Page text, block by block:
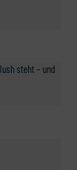
steht – und